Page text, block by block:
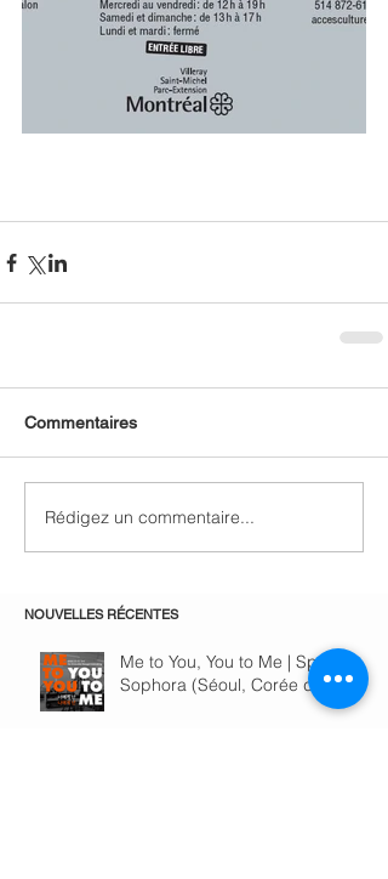
Commentaires
Rédigez un commentaire...
NOUVELLES RÉCENTES
Me to You, You to Me | Space
Sophora (Séoul, Corée du Sud)